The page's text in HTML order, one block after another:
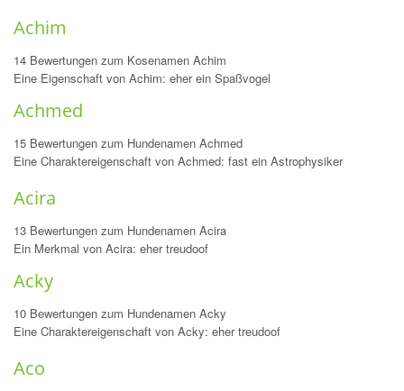
Achim
14 Bewertungen zum Kosenamen Achim
Eine Eigenschaft von Achim: eher ein Spaßvogel
Achmed
15 Bewertungen zum Hundenamen Achmed
Eine Charaktereigenschaft von Achmed: fast ein Astrophysiker
Acira
13 Bewertungen zum Hundenamen Acira
Ein Merkmal von Acira: eher treudoof
Acky
10 Bewertungen zum Hundenamen Acky
Eine Charaktereigenschaft von Acky: eher treudoof
Aco